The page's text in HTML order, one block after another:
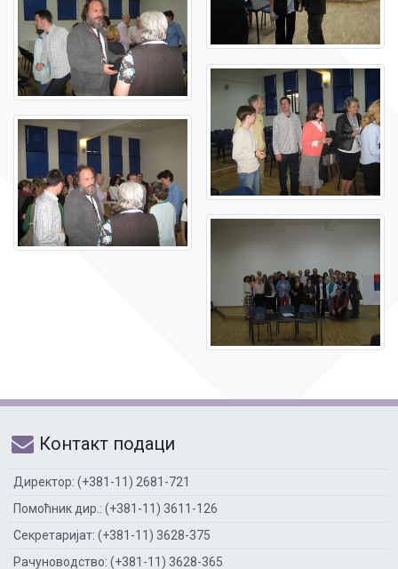
Контакт подаци
Директор: (+381-11) 2681-721
Помоћник дир.: (+381-11) 3611-126
Секретаријат: (+381-11) 3628-375
Рачуноводство: (+381-11) 3628-365